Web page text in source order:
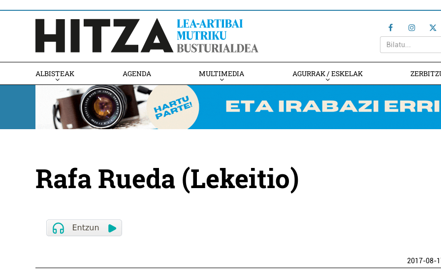
ALBISTEAK AGENDA MULTIMEDIA AGURRAK / ESKELAK
Rafa Rueda (Lekeitio)
2017-08-